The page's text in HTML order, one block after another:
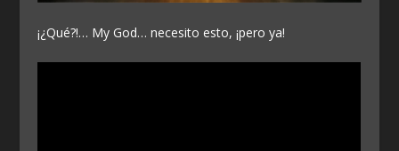
¡¿Qué?!… My God… necesito esto, ¡pero ya!